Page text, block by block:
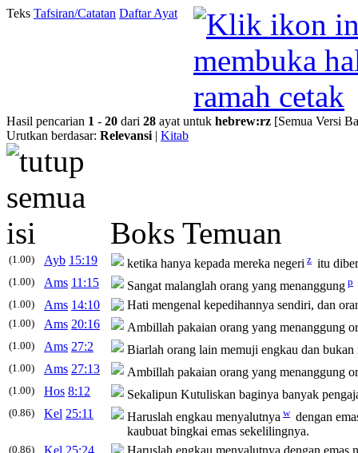
Teks Tafsiran/Catatan Daftar Ayat
Hasil pencarian 1 - 20 dari 28 ayat untuk hebrew:rz [Semua Versi
Urutkan berdasar: Relevansi | Kitab
Boks Temuan
(1.00) Ayb 15:19 ketika hanya kepada mereka negeri z itu
(1.00) Ams 11:15 Sangat malanglah orang yang menanggung p
(1.00) Ams 14:10 Hati mengenal kepedihannya sendiri, dan
(1.00) Ams 20:16 Ambillah pakaian orang yang menanggung
(1.00) Ams 27:2 Biarlah orang lain memuji engkau dan
(1.00) Ams 27:13 Ambillah pakaian orang yang menanggung
(1.00) Hos 8:12 Sekalipun Kutuliskan baginya banyak
(0.86) Kel 25:11 Haruslah engkau menyalutnya w dengan
kaubuat bingkai emas sekelilingnya.
(0.86) Kel 25:24 Haruslah engkau menyalutnya dengan